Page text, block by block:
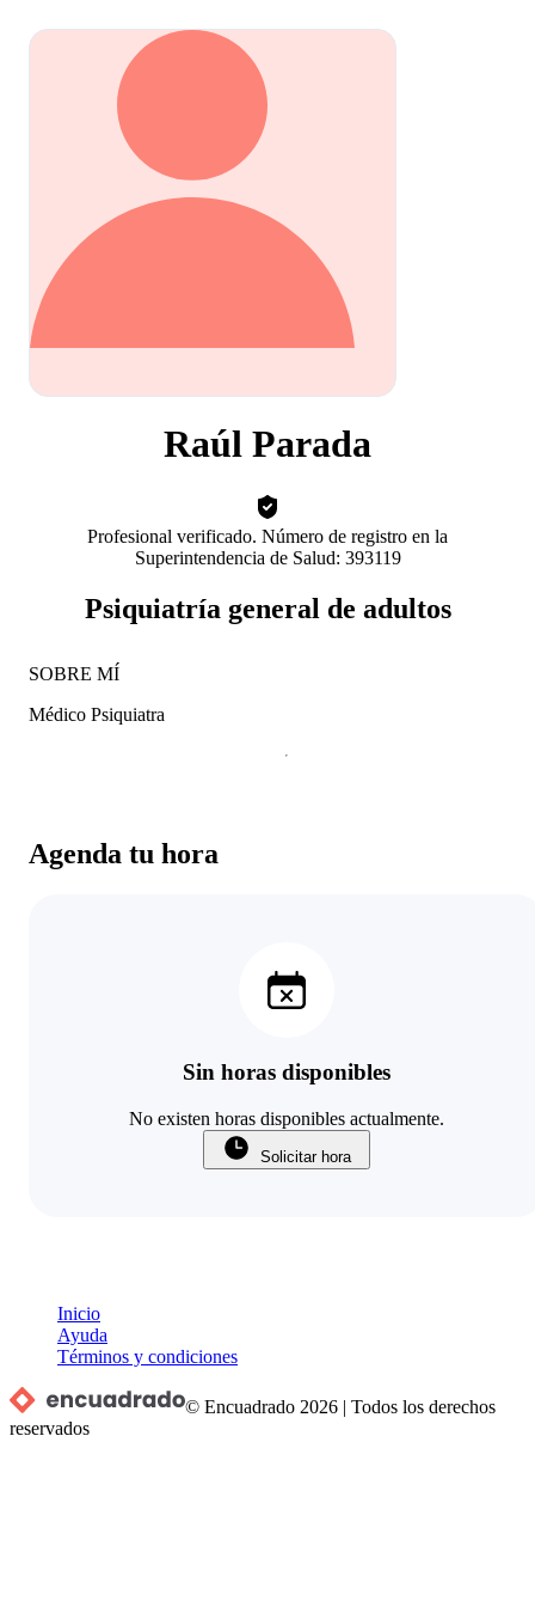
Raúl Parada
Profesional verificado. Número de registro en la
Superintendencia de Salud: 393119
Psiquiatría general de adultos
Agenda tu hora
Sin horas disponibles
No existen horas disponibles actualmente.
Solicitar hora
SOBRE MÍ
Médico Psiquiatra
Inicio
Ayuda
Términos y condiciones
© Encuadrado 2026 |Todos los derechos
reservados